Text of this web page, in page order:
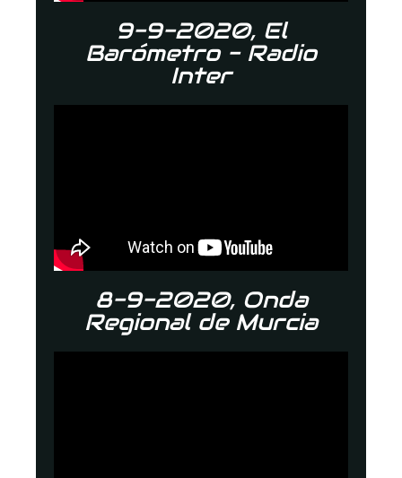
9-9-2020, El
Barómetro - Radio
Inter
8-9-2020, Onda
Regional de Murcia